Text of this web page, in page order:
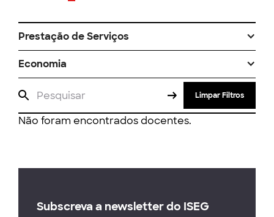
Prestação de Serviços
Economia
Limpar Filtros
Não foram encontrados docentes.
Subscreva a newsletter do ISEG